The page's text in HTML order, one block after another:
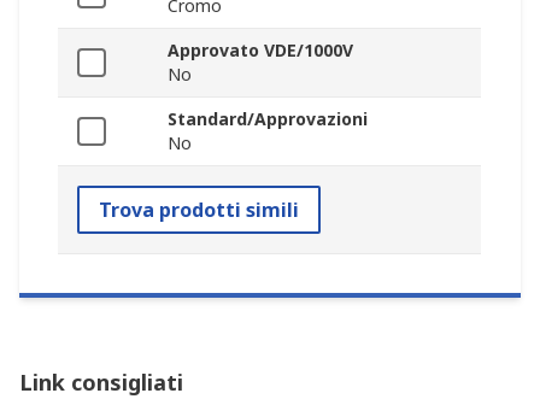
Cromo
Approvato VDE/1000V
No
Standard/Approvazioni
No
Trova prodotti simili
Link consigliati